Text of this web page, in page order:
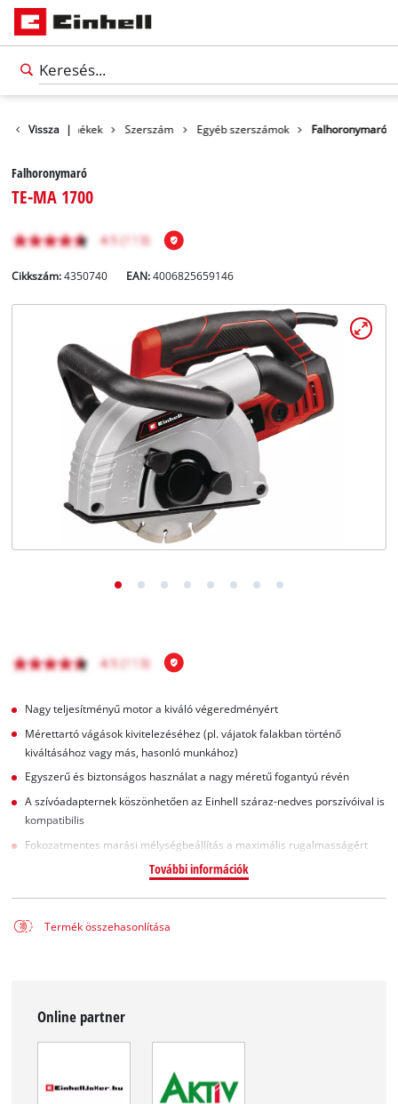
Magyar
English
Vissza |
Termékek Szerszám Egyéb szerszámok Falhoronymaró
Falhoronymaró
TE-MA 1700
Cikkszám: 4350740 EAN:4006825659146
Nagy teljesítményű motor a kiváló végeredményért
Mérettartó vágások kivitelezéséhez (pl. vájatok falakban történő
kiváltásához vagy más, hasonló munkához)
Egyszerű és biztonságos használat a nagy méretű fogantyú révén
A szívóadapternek köszönhetően az Einhell száraz-nedves porszívóival is
kompatibilis
Fokozatmentes marási mélységbeállítás a maximális rugalmasságért
További információk
Termék összehasonlítása
Online partner